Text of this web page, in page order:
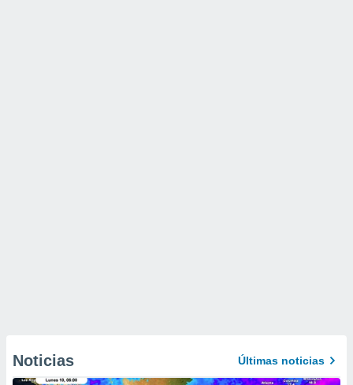
Noticias Últimas noticias